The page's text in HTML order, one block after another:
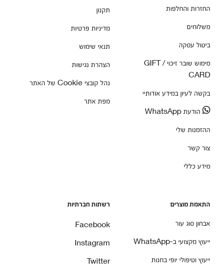
החזרות והחלפות
משלוחים
ביטול עסקה
מימוש שובר זיכוי / GIFT
CARD
בקשה לעיון במידע אודותיי
הודעת WhatsApp
ההזמנות שלי
צור קשר
מידע כללי
תקנון
מדיניות פרטיות
תנאי שימוש
הצהרת נגישות
נהל קובצי Cookie של האתר
מפת אתר
התאמת מוצרים
אבחון סוג עור
ייעוץ מקצועי ב-WhatsApp
ייעוץ וטיפולי יופי בחנות
רשתות חברתיות
Facebook
Instagram
Twitter